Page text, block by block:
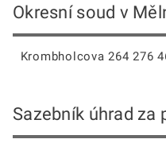
Okresní soud v
Krombholcova 264 276
Sazebník úhrad